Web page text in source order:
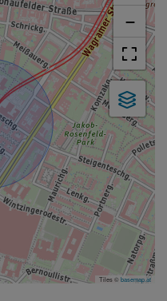
−
Tiles ©basemap.at